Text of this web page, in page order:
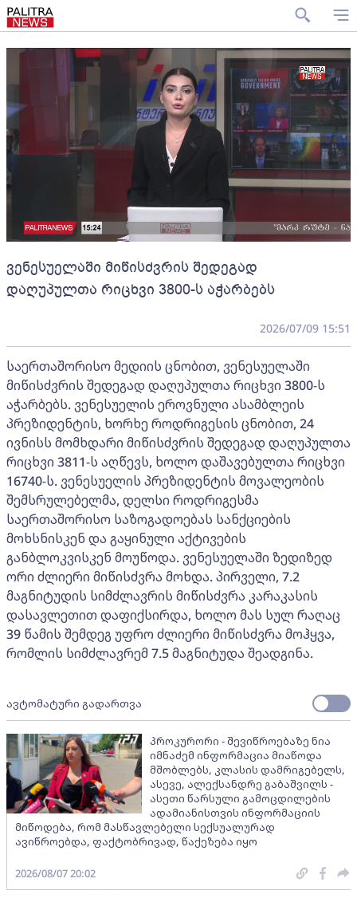
ვენესუელაში მიწისძვრის შედეგად
დაღუპულთა რიცხვი 3800-ს აჭარბებს
2026/07/09 15:51
საერთაშორისო მედიის ცნობით, ვენესუელაში
მიწისძვრის შედეგად დაღუპულთა რიცხვი 3800-ს
აჭარბებს. ვენესუელის ეროვნული ასამბლეის
პრეზიდენტის, ხორხე როდრიგესის ცნობით, 24
ივნისს მომხდარი მიწისძვრის შედეგად დაღუპულთა
რიცხვი 3811-ს აღწევს, ხოლო დაშავებულთა რიცხვი
16740-ს. ვენესუელის პრეზიდენტის მოვალეობის
შემსრულებელმა, დელსი როდრიგესმა
საერთაშორისო საზოგადოებას სანქციების
მოხსნისკენ და გაყინული აქტივების
განბლოკვისკენ მოუწოდა. ვენესუელაში ზედიზედ
ორი ძლიერი მიწისძვრა მოხდა. პირველი, 7.2
მაგნიტუდის სიმძლავრის მიწისძვრა კარაკასის
დასავლეთით დაფიქსირდა, ხოლო მას სულ რაღაც
39 წამის შემდეგ უფრო ძლიერი მიწისძვრა მოჰყვა,
რომლის სიმძლავრემ 7.5 მაგნიტუდა შეადგინა.
ავტომატური გადართვა
პროკურორი - შევიწროებაზე ნია
იმნაძემ ინფორმაცია მიაწოდა
მშობლებს, კლასის დამრიგებელს,
ასევე, ალექსანდრე გაბაშვილს -
ასეთი წარსული გამოცდილების
ადამიანისთვის ინფორმაციის
მიწოდება, რომ მასწავლებელი სექსუალურად
ავიწროებდა, ფაქტობრივად, წაქეზება იყო
2026/08/07 20:02